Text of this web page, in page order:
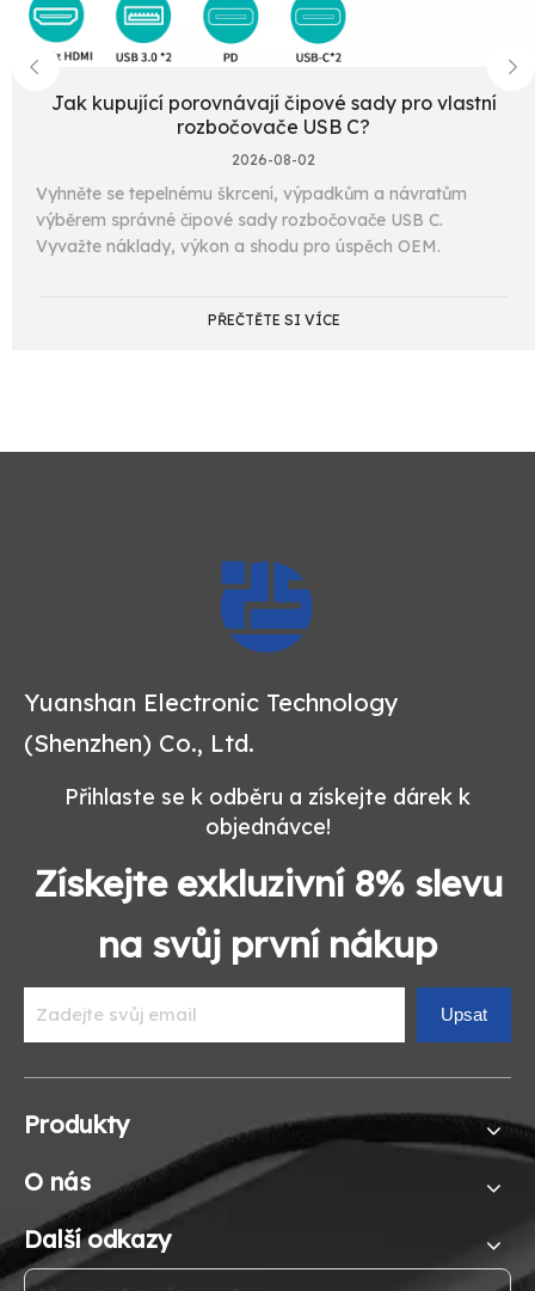
Jak kupující porovnávají čipové sady pro vlastní
rozbočovače USB C?
2026-08-02
Vyhněte se tepelnému škrcení, výpadkům a návratům
výběrem správné čipové sady rozbočovače USB C.
Vyvažte náklady, výkon a shodu pro úspěch OEM.
PŘEČTĚTE SI VÍCE
Yuanshan Electronic Technology
(Shenzhen) Co., Ltd.
Přihlaste se k odběru a získejte dárek k
objednávce!
Získejte exkluzivní 8% slevu
na svůj první nákup
Upsat
Produkty
O nás
Další odkazy